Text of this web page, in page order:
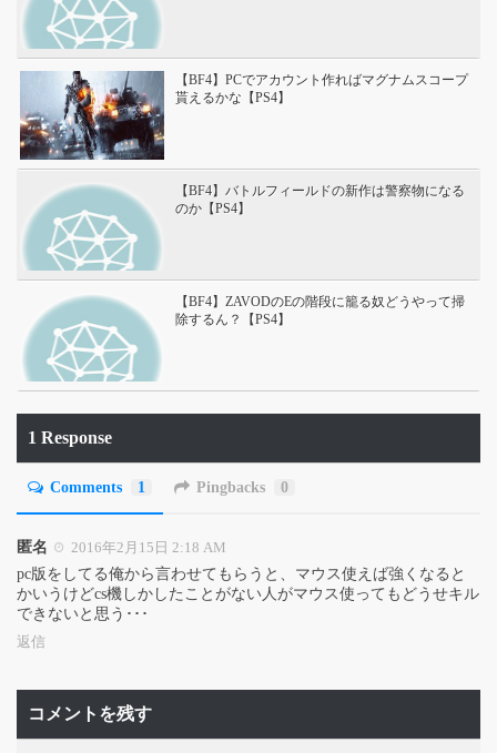
【BF4】PCでアカウント作ればマグナムスコープ
貰えるかな【PS4】
【BF4】バトルフィールドの新作は警察物になる
のか【PS4】
【BF4】ZAVODのEの階段に籠る奴どうやって掃
除するん？【PS4】
1 Response
Comments 1 Pingbacks 0
匿名
2016年2月15日 2:18 AM
pc版をしてる俺から言わせてもらうと、マウス使えば強くなると
かいうけどcs機しかしたことがない人がマウス使ってもどうせキル
できないと思う･･･
返信
コメントを残す